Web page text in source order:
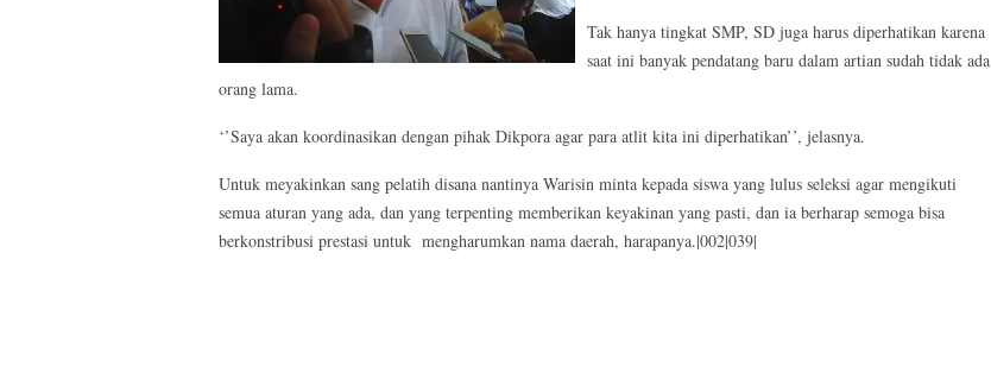
Tak hanya tingkat SMP, SD juga harus diperhatikan karena
saat ini banyak pendatang baru dalam artian sudah tidak ada
orang lama.
‘’Saya akan koordinasikan dengan pihak Dikpora agar para atlit kita ini diperhatikan’’, jelasnya.
Untuk meyakinkan sang pelatih disana nantinya Warisin minta kepada siswa yang lulus seleksi agar mengikuti
semua aturan yang ada, dan yang terpenting memberikan keyakinan yang pasti, dan ia berharap semoga bisa
berkonstribusi prestasi untuk mengharumkan nama daerah, harapanya.|002|039|